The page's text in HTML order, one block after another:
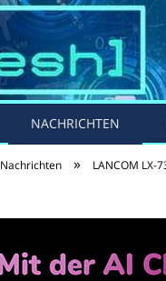
NACHRICHTEN
Nachrichten » LANCOM LX-